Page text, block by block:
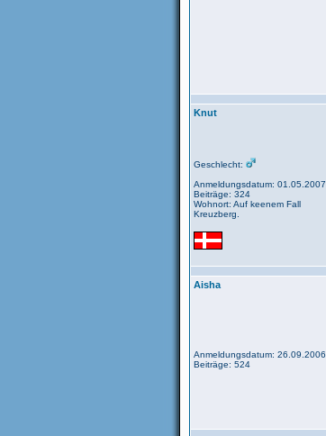
Knut
Geschlecht:
Anmeldungsdatum: 01.05.2007
Beiträge: 324
Wohnort: Auf keenem Fall
Kreuzberg.
Aisha
Anmeldungsdatum: 26.09.2006
Beiträge: 524